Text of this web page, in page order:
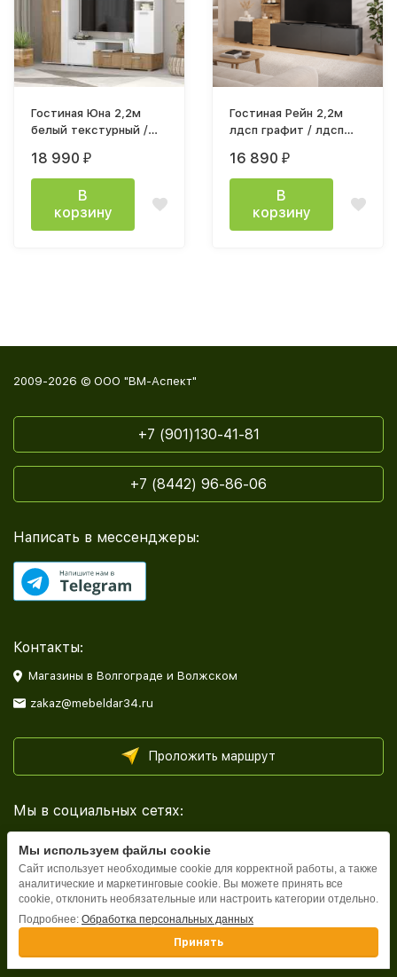
Гостиная Юна 2,2м
белый текстурный /
18 990 ₽
В
корзину
Гостиная Рейн 2,2м
лдсп графит / лдсп
16 890 ₽
В
корзину
2009-2026 © ООО "ВМ-Аспект"
+7 (901)130-41-81
+7 (8442) 96-86-06
Написать в мессенджеры:
Контакты:
Магазины в Волгограде и Волжском
zakaz@mebeldar34.ru
Проложить маршрут
Мы в социальных сетях:
Каталог
Мы используем файлы cookie
Сайт использует необходимые cookie для корректной работы, а также
аналитические и маркетинговые cookie. Вы можете принять все
cookie, отклонить необязательные или настроить категории отдельно.
Подробнее: Обработка персональных данных
Принять